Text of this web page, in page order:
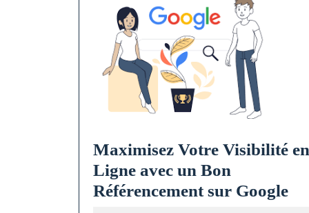
Maximisez Votre Visibilité en
Ligne avec un Bon
Référencement sur Google